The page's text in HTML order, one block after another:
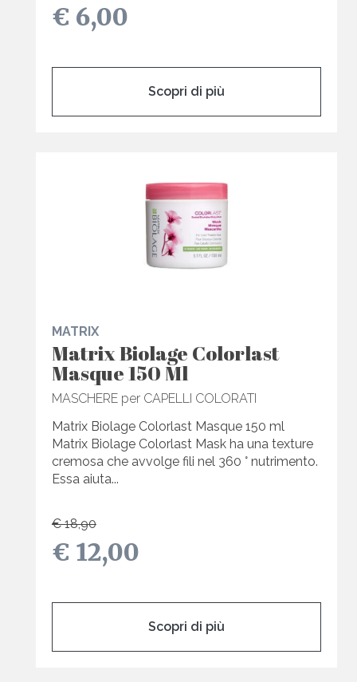
€ 6,00
Scopri di più
MATRIX
Matrix Biolage Colorlast
Masque 150 Ml
MASCHERE per CAPELLI COLORATI
Matrix Biolage Colorlast Masque 150 ml
Matrix Biolage Colorlast Mask ha una texture
cremosa che avvolge fili nel 360 ° nutrimento.
Essa aiuta...
€ 18,90
€ 12,00
Scopri di più